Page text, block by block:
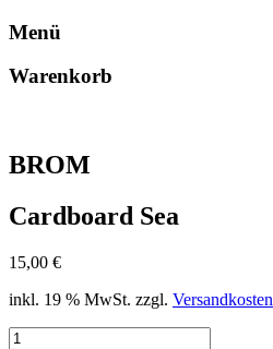
Menü
Warenkorb
BROM
Cardboard Sea
15,00 €
inkl. 19 % MwSt. zzgl. Versandkosten
Cardboard